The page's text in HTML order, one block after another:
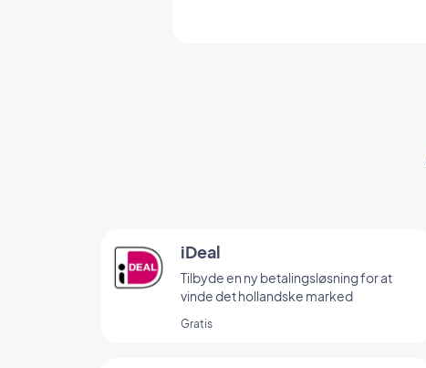
iDeal
Tilbyde en ny betalingsløsning for at
vinde det hollandske marked
Gratis